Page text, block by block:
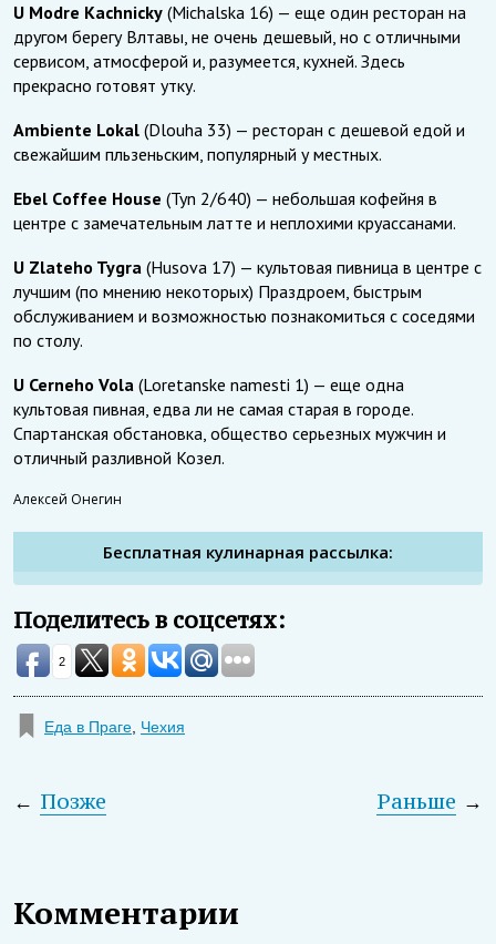
U Modre Kachnicky (Michalska 16) — еще один ресторан на
другом берегу Влтавы, не очень дешевый, но с отличными
сервисом, атмосферой и, разумеется, кухней. Здесь
прекрасно готовят утку.
Ambiente Lokal (Dlouha 33) — ресторан с дешевой едой и
свежайшим пльзеньским, популярный у местных.
Ebel Сoffee House (Tyn 2/640) — небольшая кофейня в
центре с замечательным латте и неплохими круассанами.
U Zlateho Tygra (Husova 17) — культовая пивница в центре с
лучшим (по мнению некоторых) Праздроем, быстрым
обслуживанием и возможностью познакомиться с соседями
по столу.
U Cerneho Vola (Loretanske namesti 1) — еще одна
культовая пивная, едва ли не самая старая в городе.
Спартанская обстановка, общество серьезных мужчин и
отличный разливной Козел.
Алексей Онегин
Бесплатная кулинарная рассылка:
Поделитесь в соцсетях:
2
Еда в Праге, Чехия
← Позже →
Раньше
Комментарии